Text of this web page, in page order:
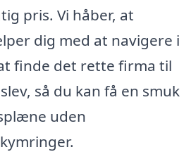
pris. Vi håber, at
dig med at navigere i
finde det rette firma til
så du kan få en smuk
uden